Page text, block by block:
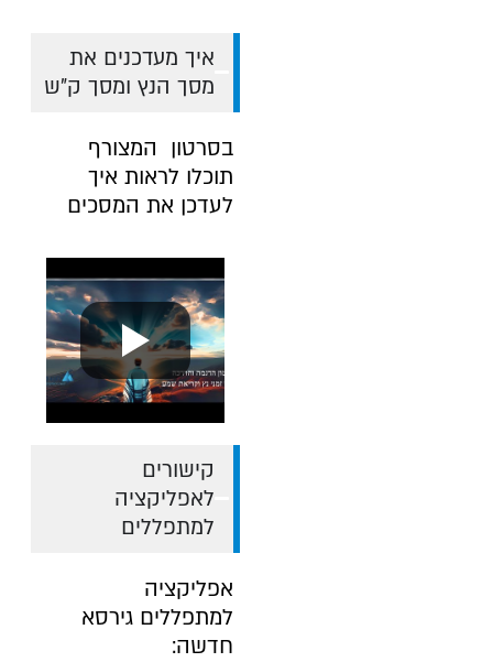
איך מעדכנים את
מסך הנץ ומסך ק”ש
בסרטון המצורף
תוכלו לראות איך
לעדכן את המסכים
קישורים
לאפליקציה
למתפללים
אפליקציה
למתפללים גירסא
חדשה: